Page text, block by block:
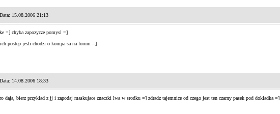
15.08.2006 21:13
=] chyba zapozycze pomysl =]
postep jesli chodzi o kompa sa na forum =]
14.08.2006 18:33
daja, bierz przyklad z jj i zapodaj maskujace znaczki lwa w srodku =] zdradz tajemnice od czego jest ten czarny pasek pod dokladka =]